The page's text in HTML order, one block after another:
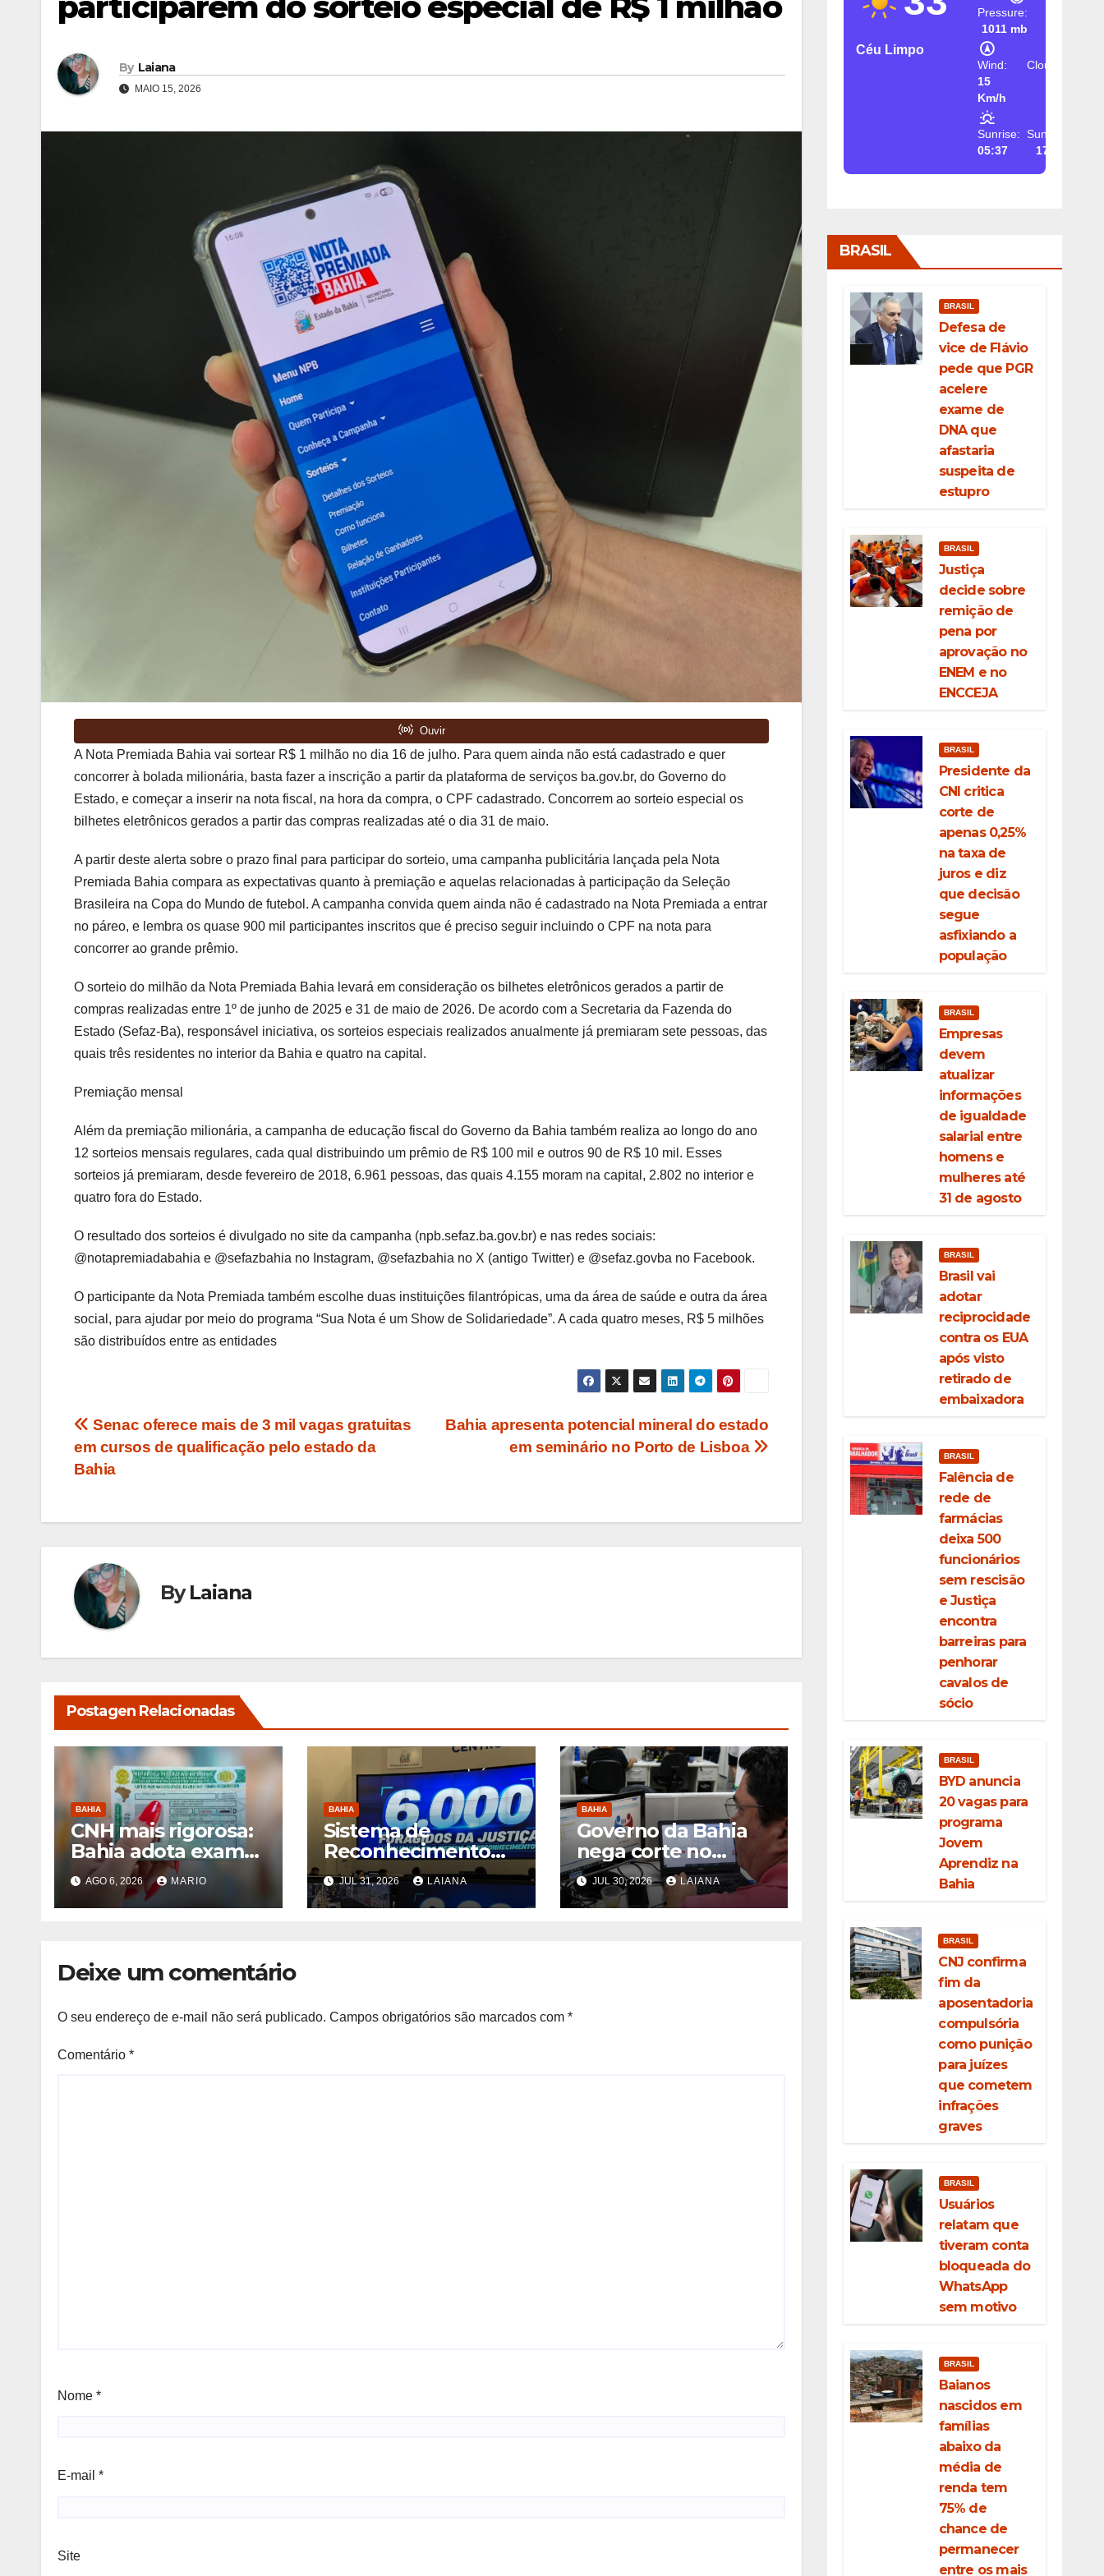
By Laiana
MAIO 15, 2026
A Nota Premiada Bahia vai sortear R$ 1 milhão no dia 16 de julho. Para quem ainda não está cadastrado e quer
concorrer à bolada milionária, basta fazer a inscrição a partir da plataforma de serviços ba.gov.br, do Governo do
Estado, e começar a inserir na nota fiscal, na hora da compra, o CPF cadastrado. Concorrem ao sorteio especial os
bilhetes eletrônicos gerados a partir das compras realizadas até o dia 31 de maio.
A partir deste alerta sobre o prazo final para participar do sorteio, uma campanha publicitária lançada pela Nota
Premiada Bahia compara as expectativas quanto à premiação e aquelas relacionadas à participação da Seleção
Brasileira na Copa do Mundo de futebol. A campanha convida quem ainda não é cadastrado na Nota Premiada a entrar
no páreo, e lembra os quase 900 mil participantes inscritos que é preciso seguir incluindo o CPF na nota para
concorrer ao grande prêmio.
O sorteio do milhão da Nota Premiada Bahia levará em consideração os bilhetes eletrônicos gerados a partir de
compras realizadas entre 1º de junho de 2025 e 31 de maio de 2026. De acordo com a Secretaria da Fazenda do
Estado (Sefaz-Ba), responsável iniciativa, os sorteios especiais realizados anualmente já premiaram sete pessoas, das
quais três residentes no interior da Bahia e quatro na capital.
Premiação mensal
Além da premiação milionária, a campanha de educação fiscal do Governo da Bahia também realiza ao longo do ano
12 sorteios mensais regulares, cada qual distribuindo um prêmio de R$ 100 mil e outros 90 de R$ 10 mil. Esses
sorteios já premiaram, desde fevereiro de 2018, 6.961 pessoas, das quais 4.155 moram na capital, 2.802 no interior e
quatro fora do Estado.
O resultado dos sorteios é divulgado no site da campanha (npb.sefaz.ba.gov.br) e nas redes sociais:
@notapremiadabahia e @sefazbahia no Instagram, @sefazbahia no X (antigo Twitter) e @sefaz.govba no Facebook.
O participante da Nota Premiada também escolhe duas instituições filantrópicas, uma da área de saúde e outra da área
social, para ajudar por meio do programa “Sua Nota é um Show de Solidariedade”. A cada quatro meses, R$ 5 milhões
são distribuídos entre as entidades
Navegação
de
Bahia apresenta potencial mineral do estado
em seminário no Porto de Lisboa
Senac oferece mais de 3 mil vagas gratuitas
em cursos de qualificação pelo estado da
Bahia
ByLaiana
Postagen Relacionadas
BAHIA
CNH mais rigorosa:
Bahia adota exame
toxicológico para
novos motoristas
das categorias A e B
AGO 6, 2026 MARIO
BAHIA
Sistema de
Reconhecimento
Facial registra
marca de 6.000
foragidos
JUL 31, 2026 LAIANA
BAHIA
Governo da Bahia
nega corte no
auxílio-alimentação
de servidores Reda
JUL 30, 2026 LAIANA
Deixe um comentário
O seu endereço de e-mail não será publicado. Campos obrigatórios são marcados com *
Comentário *
Nome *
E-mail *
Site
Céu Limpo
Pressure:
1011 mb
Wind:
15
Km/h
Clouds:
Sunrise:
05:37
Sunset:
17:26
BRASIL
BRASIL
Defesa de
vice de Flávio
pede que PGR
acelere
exame de
DNA que
afastaria
suspeita de
estupro
BRASIL
Justiça
decide sobre
remição de
pena por
aprovação no
ENEM e no
ENCCEJA
BRASIL
Presidente da
CNI critica
corte de
apenas 0,25%
na taxa de
juros e diz
que decisão
segue
asfixiando a
população
BRASIL
Empresas
devem
atualizar
informações
de igualdade
salarial entre
homens e
mulheres até
31 de agosto
BRASIL
Brasil vai
adotar
reciprocidade
contra os EUA
após visto
retirado de
embaixadora
BRASIL
Falência de
rede de
farmácias
deixa 500
funcionários
sem rescisão
e Justiça
encontra
barreiras para
penhorar
cavalos de
sócio
BRASIL
BYD anuncia
20 vagas para
programa
Jovem
Aprendiz na
Bahia
BRASIL
CNJ confirma
fim da
aposentadoria
compulsória
como punição
para juízes
que cometem
infrações
graves
BRASIL
Usuários
relatam que
tiveram conta
bloqueada do
WhatsApp
sem motivo
BRASIL
Baianos
nascidos em
famílias
abaixo da
média de
renda tem
75% de
chance de
permanecer
entre os mais